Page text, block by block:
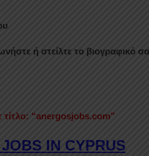
ή στείλτε το βιογραφικό
τίτλο: “anergosjobs.com”
IN CYPRUS